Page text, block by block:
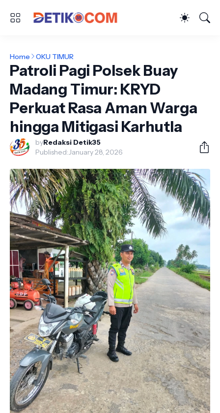
Home OKU TIMUR
Patroli Pagi Polsek Buay
Madang Timur: KRYD
Perkuat Rasa Aman Warga
hingga Mitigasi Karhutla
byRedaksi Detik35
Published:January 28, 2026